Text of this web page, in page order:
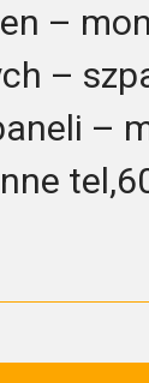
–
–
–